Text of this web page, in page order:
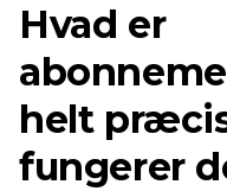
Hvad er
helt
fungerer